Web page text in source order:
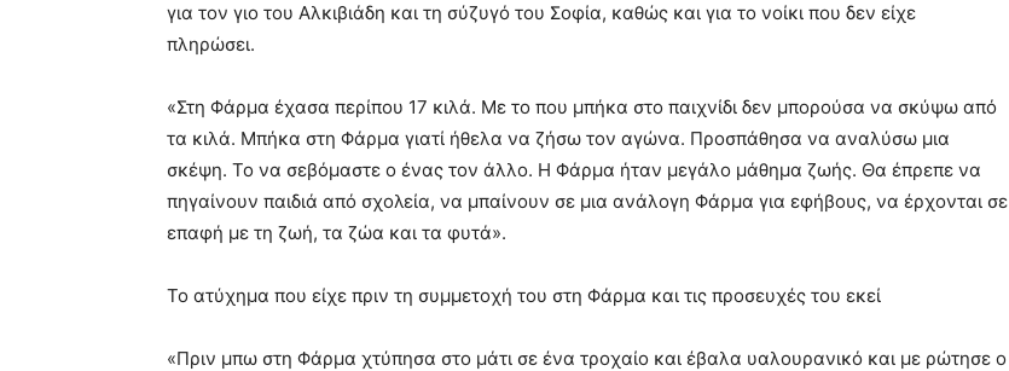
για τον γιο του Αλκιβιάδη και τη σύζυγό του Σοφία, καθώς και για το νοίκι που δεν είχε
πληρώσει.
«Στη Φάρμα έχασα περίπου 17 κιλά. Με το που μπήκα στο παιχνίδι δεν μπορούσα να σκύψω από
τα κιλά. Μπήκα στη Φάρμα γιατί ήθελα να ζήσω τον αγώνα. Προσπάθησα να αναλύσω μια
σκέψη. Το να σεβόμαστε ο ένας τον άλλο. Η Φάρμα ήταν μεγάλο μάθημα ζωής. Θα έπρεπε να
πηγαίνουν παιδιά από σχολεία, να μπαίνουν σε μια ανάλογη Φάρμα για εφήβους, να έρχονται σε
επαφή με τη ζωή, τα ζώα και τα φυτά».
Το ατύχημα που είχε πριν τη συμμετοχή του στη Φάρμα και τις προσευχές του εκεί
«Πριν μπω στη Φάρμα χτύπησα στο μάτι σε ένα τροχαίο και έβαλα υαλουρανικό και με ρώτησε ο